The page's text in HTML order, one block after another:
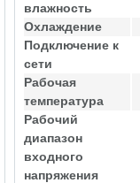
влажность
Охлаждение
Подключение к
сети
Рабочая
температура
Рабочий
диапазон
входного
напряжения